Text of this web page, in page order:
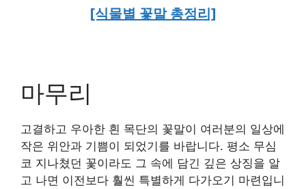
[식물별 꽃말 총정리]
마무리
고결하고 우아한 흰 목단의 꽃말이 여러분의 일상에
작은 위안과 기쁨이 되었기를 바랍니다. 평소 무심
코 지나쳤던 꽃이라도 그 속에 담긴 깊은 상징을 알
고 나면 이전보다 훨씬 특별하게 다가오기 마련입니